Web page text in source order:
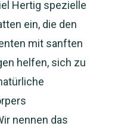
Hertig spezielle
ein, die den
mit sanften
helfen, sich zu
nennen das